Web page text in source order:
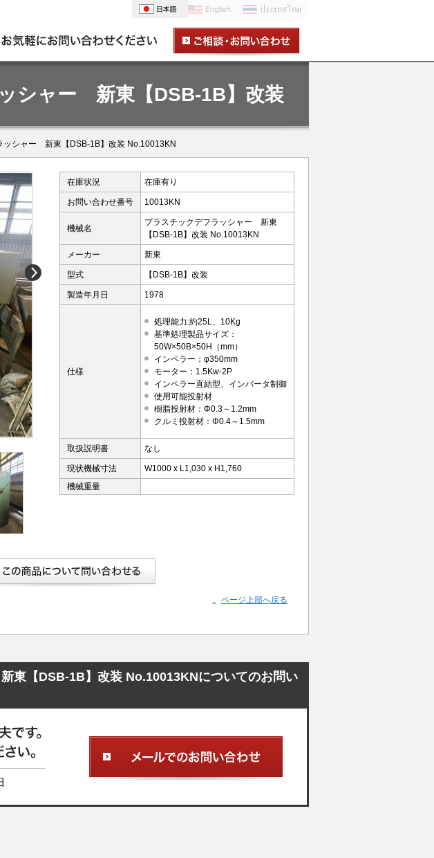
シャー 新東【DSB-1B】改装
ッシャー 新東【DSB-1B】改装 No.10013KN
在庫状況 在庫有り
お問い合わせ番号 10013KN
機械名
プラスチックデフラッシャー 新東
【DSB-1B】改装 No.10013KN
メーカー 新東
型式 【DSB-1B】改装
製造年月日 1978
仕様
処理能力:約25L、10Kg
基準処理製品サイズ：
50W×50B×50H（mm）
インペラー：φ350mm
モーター：1.5Kw-2P
インペラー直結型、インバータ制御
使用可能投射材
樹脂投射材：Φ0.3～1.2mm
クルミ投射材：Φ0.4～1.5mm
取扱説明書 なし
現状機械寸法
W1000 x L1,030 x H1,760
機械重量
ページ上部へ戻る
東【DSB-1B】改装 No.10013KNについてのお問い